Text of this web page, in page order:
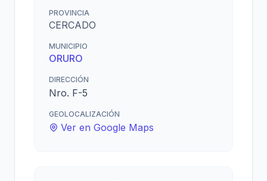
PROVINCIA
CERCADO
MUNICIPIO
ORURO
DIRECCIÓN
Nro. F-5
GEOLOCALIZACIÓN
Ver en Google Maps